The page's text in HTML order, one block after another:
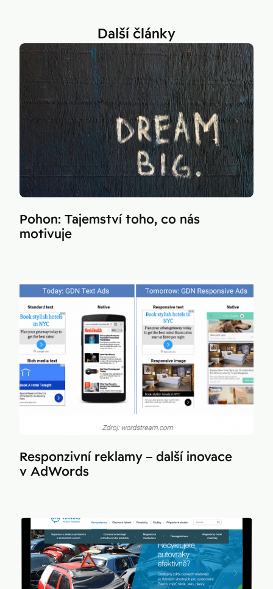
Další články
Pohon: Tajemství toho, co nás
motivuje
Responzivní reklamy – další inovace
v AdWords